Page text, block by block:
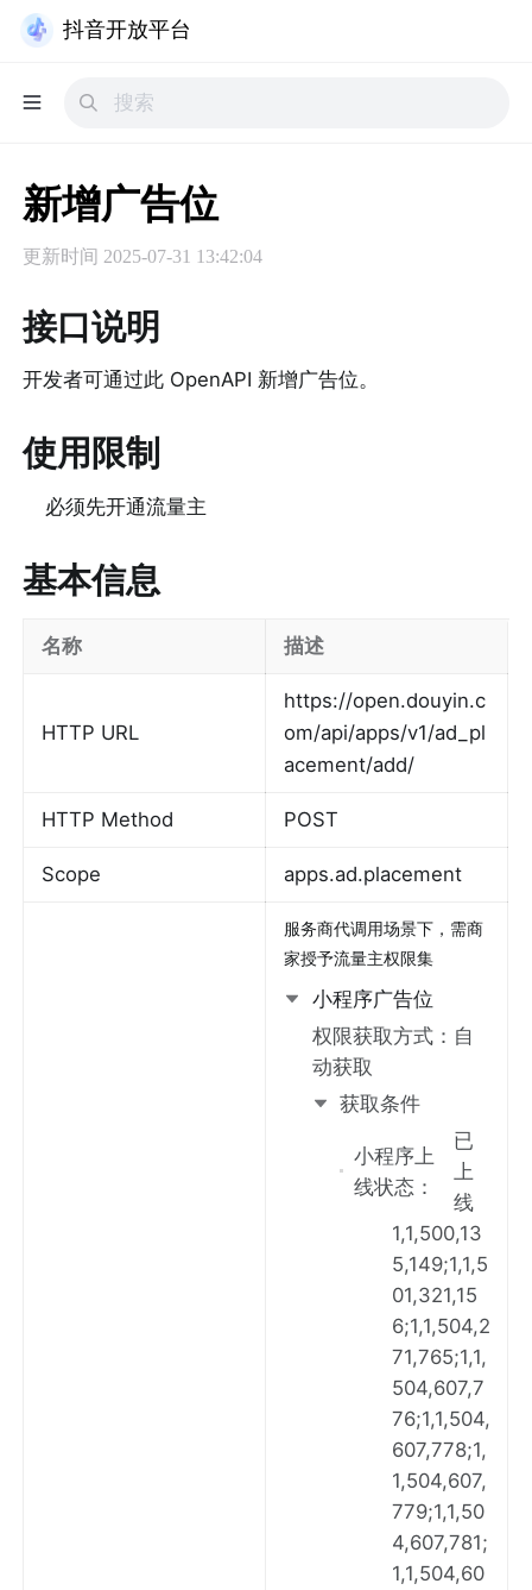
抖音开放平台
新增广告位
更新时间 2025-07-31 13:42:04
接口说明
开发者可通过此 OpenAPI 新增广告位。
使用限制
必须先开通流量主
基本信息
名称 描述
HTTP URL
https://open.douyin.c
om/api/apps/v1/ad_pl
acement/add/
HTTP Method POST
Scope apps.ad.placement
服务商代调用场景下，需商
家授予流量主权限集
小程序广告位
权限获取方式： 自
动获取
获取条件
小程序上
线状态 ：
已
上
线
1,1,500,13
5,149;1,1,5
01,321,15
6;1,1,504,2
71,765;1,1,
504,607,7
76;1,1,504,
607,778;1,
1,504,607,
779;1,1,50
4,607,781;
1,1,504,60